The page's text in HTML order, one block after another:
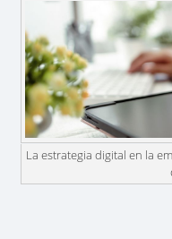
La estrategia digital en la